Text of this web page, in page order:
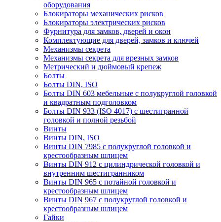
оборудования
Блокираторы механических рисков
Блокираторы электрических рисков
Фурнитура для замков, дверей и окон
Комплектующие для дверей, замков и ключей
Механизмы секрета
Механизмы секрета для врезных замков
Метрический и дюймовый крепеж
Болты
Болты DIN, ISO
Болты DIN 603 мебельные с полукруглой головкой
и квадратным подголовком
Болты DIN 933 (ISO 4017) с шестигранной
головкой и полной резьбой
Винты
Винты DIN, ISO
Винты DIN 7985 с полукруглой головкой и
крестообразным шлицем
Винты DIN 912 с цилиндрической головкой и
внутренним шестигранником
Винты DIN 965 с потайной головкой и
крестообразным шлицем
Винты DIN 967 с полукруглой головкой и
крестообразным шлицем
Гайки